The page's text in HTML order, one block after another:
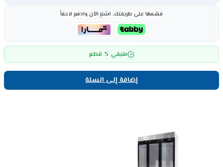
قسّمها على طريقتك، اشترِ الآن وادفع لاحقاً
متبقي 5 قطع
إضافة إلى السلة